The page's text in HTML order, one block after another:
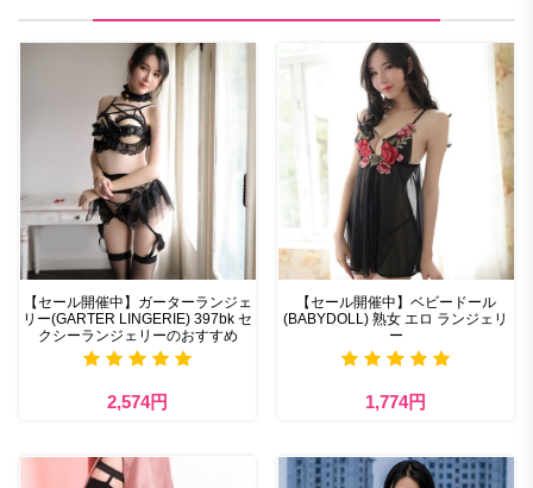
【セール開催中】ガーターランジェ
リー(GARTER LINGERIE) 397bk セ
クシーランジェリーのおすすめ
2,574円
【セール開催中】ベビードール
(BABYDOLL) 熟女 エロ ランジェリ
ー
1,774円